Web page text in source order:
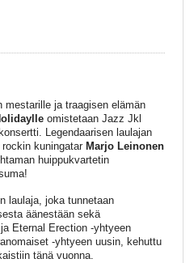
mestarille ja traagisen elämän
omistetaan Jazz Jkl
Legendaarisen laulajan
kuningatar Marjo Leinonen
huippukvartetin
laulaja, joka tunnetaan
äänestään sekä
Eternal Erection -yhtyeen
-yhtyeen uusin, kehuttu
tänä vuonna.